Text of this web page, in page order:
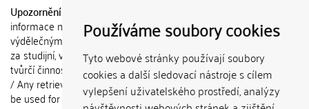
Používáme soubory cookies
Tyto webové stránky používají soubory
cookies a další sledovací nástroje s cílem
vylepšení uživatelského prostředí, analýzy
Upozornění / Notice:
informace nemohou být použity k
výdělečným účelům nebo vydávány
za studijní, vědeckou nebo jinou
tvůrčí činnost jiné osoby než autora.
/ Any retrieved information shall not
be used for any commercial